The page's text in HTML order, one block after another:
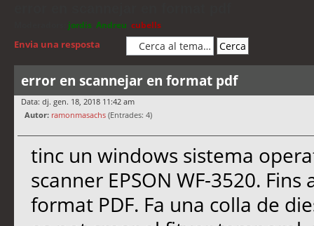
jordis Andreu cubells
Envia una resposta
error en scannejar en format pdf
Data: dj. gen. 18, 2018 11:42 am
Autor: ramonmasachs (Entrades: 4)
tinc un windows sistema
scanner EPSON WF-3520.
format PDF. Fa una colla de